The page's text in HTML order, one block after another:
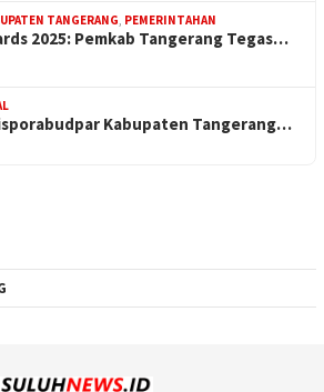
TANGERANG, PEMERINTAHAN
2025: Pemkab Tangerang Tegas…
Kabupaten Tangerang…